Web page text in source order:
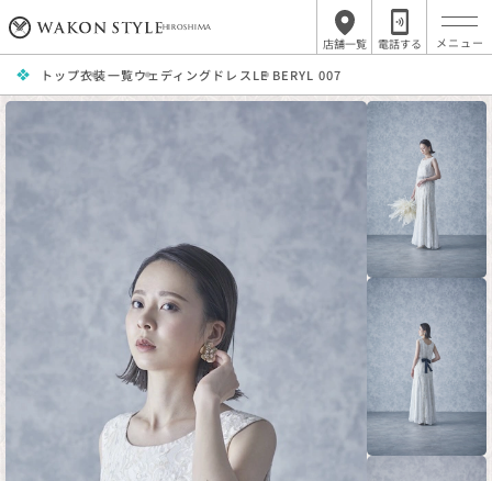
HIROSHIMA
店舗一覧 電話する
トップ衣装一覧ウェディングドレスLE BERYL 007